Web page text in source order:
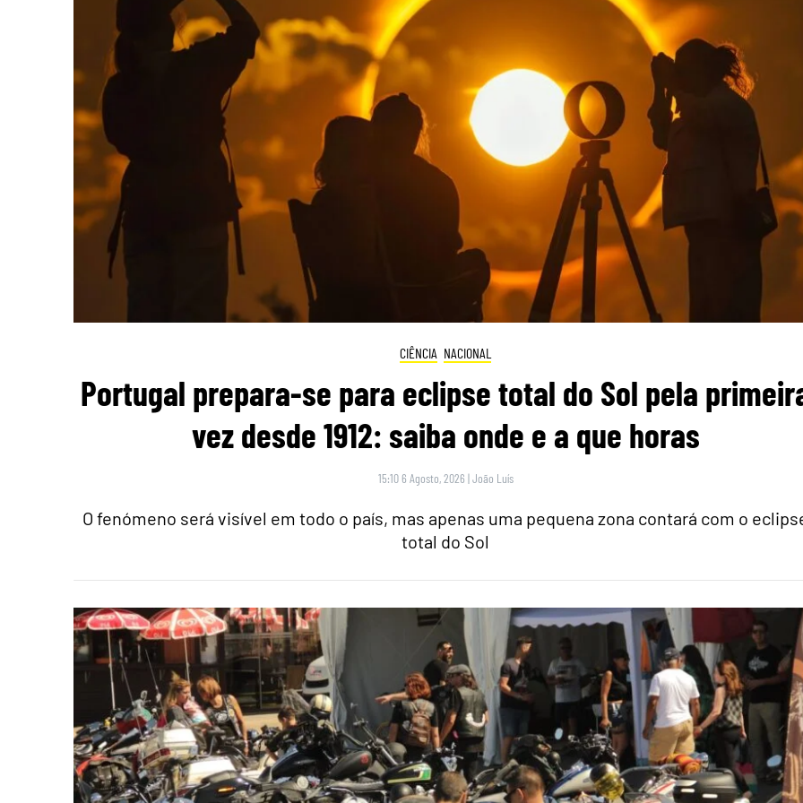
CIÊNCIA NACIONAL
Portugal prepara-se para eclipse total do Sol pela
vez desde 1912: saiba onde e a que horas
15:10 6 Agosto, 2026 |João Luís
O fenómeno será visível em todo o país, mas apenas uma pequena zona contará com o
total do Sol